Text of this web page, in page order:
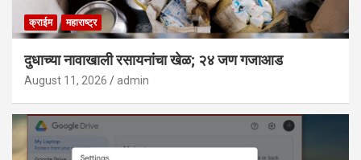
क्राईम महाराष्ट्र
दुधाच्या नावाखाली रसायनांचा खेळ; २४ जण गजाआड
August 11, 2026 admin